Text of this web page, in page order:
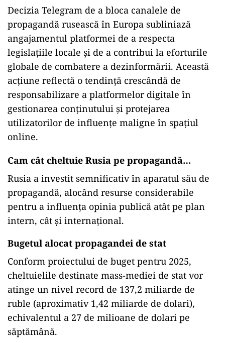
Decizia Telegram de a bloca canalele de
propagandă rusească în Europa subliniază
angajamentul platformei de a respecta
legislațiile locale și de a contribui la eforturile
globale de combatere a dezinformării. Această
acțiune reflectă o tendință crescândă de
responsabilizare a platformelor digitale în
gestionarea conținutului și protejarea
utilizatorilor de influențe maligne în spațiul
online.
Cam cât cheltuie Rusia pe propagandă…
Rusia a investit semnificativ în aparatul său de
propagandă, alocând resurse considerabile
pentru a influența opinia publică atât pe plan
intern, cât și internațional.
Bugetul alocat propagandei de stat
Conform proiectului de buget pentru 2025,
cheltuielile destinate mass-mediei de stat vor
atinge un nivel record de 137,2 miliarde de
ruble (aproximativ 1,42 miliarde de dolari),
echivalentul a 27 de milioane de dolari pe
săptămână.